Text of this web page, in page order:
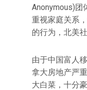
Anonymous)团
重视家庭关系
的行为，北美
由于中国富人
拿大房地产严
大白菜，十分